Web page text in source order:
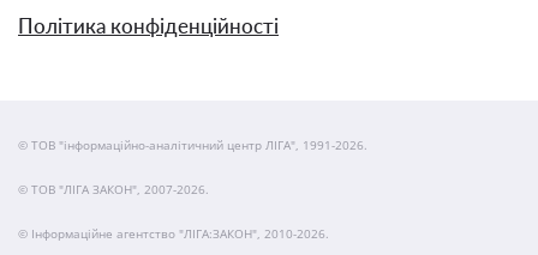
Політика конфіденційності
© ТОВ "інформаційно-аналітичний центр ЛІГА", 1991-2026.
© ТОВ "ЛІГА ЗАКОН", 2007-2026.
© Інформаційне агентство "ЛІГА:ЗАКОН", 2010-2026.